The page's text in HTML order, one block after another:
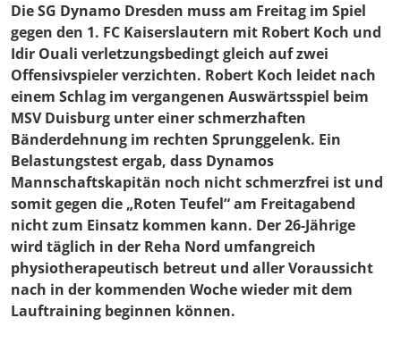
Die SG Dynamo Dresden muss am Freitag im Spiel
gegen den 1. FC Kaiserslautern mit Robert Koch und
Idir Ouali verletzungsbedingt gleich auf zwei
Offensivspieler verzichten. Robert Koch leidet nach
einem Schlag im vergangenen Auswärtsspiel beim
MSV Duisburg unter einer schmerzhaften
Bänderdehnung im rechten Sprunggelenk. Ein
Belastungstest ergab, dass Dynamos
Mannschaftskapitän noch nicht schmerzfrei ist und
somit gegen die „Roten Teufel“ am Freitagabend
nicht zum Einsatz kommen kann. Der 26-Jährige
wird täglich in der Reha Nord umfangreich
physiotherapeutisch betreut und aller Voraussicht
nach in der kommenden Woche wieder mit dem
Lauftraining beginnen können.